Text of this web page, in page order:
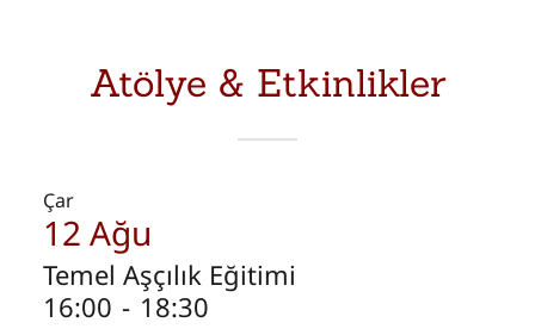
Atölye & Etkinlikler
Çar
12 Ağu
Temel Aşçılık Eğitimi
16:00 - 18:30